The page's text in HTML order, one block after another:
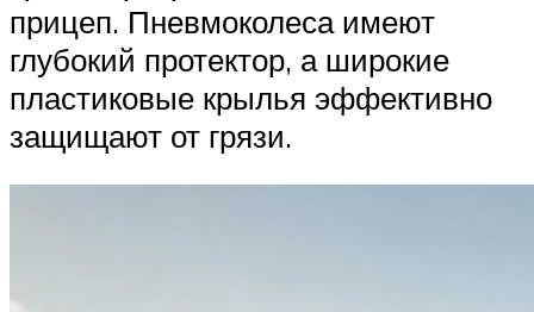
прицеп. Пневмоколеса имеют
глубокий протектор, а широкие
пластиковые крылья эффективно
защищают от грязи.